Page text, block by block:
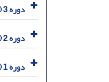
دوره 3 (1379)
دوره 2 (1378)
دوره 1 (1377)